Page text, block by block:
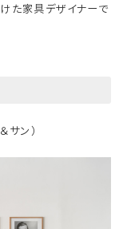
た家具デザイナーで
ン）